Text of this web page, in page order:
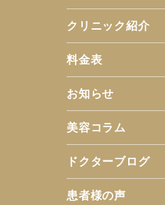
クリニック紹介
料金表
お知らせ
美容コラム
ドクターブログ
患者様の声